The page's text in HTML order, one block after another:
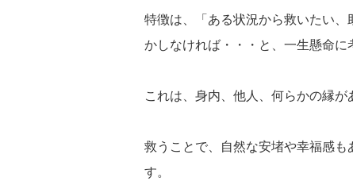
特徴は、「ある状況から救いたい
かしなければ・・・と、一生懸命に
これは、身内、他人、何らかの縁が
救うことで、自然な安堵や幸福感
す。